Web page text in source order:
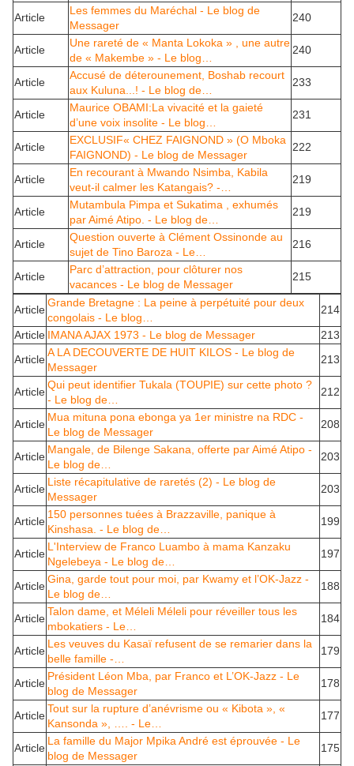
Article
Les femmes du Maréchal - Le blog de
Messager
240
Article
Une rareté de « Manta Lokoka » , une autre
de « Makembe » - Le blog…
240
Article
Accusé de déterounement, Boshab recourt
aux Kuluna...! - Le blog de…
233
Article
Maurice OBAMI:La vivacité et la gaieté
d’une voix insolite - Le blog…
231
Article
EXCLUSIF« CHEZ FAIGNOND » (O Mboka
FAIGNOND) - Le blog de Messager
222
Article
En recourant à Mwando Nsimba, Kabila
veut-il calmer les Katangais? -…
219
Article
Mutambula Pimpa et Sukatima , exhumés
par Aimé Atipo. - Le blog de…
219
Article
Question ouverte à Clément Ossinonde au
sujet de Tino Baroza - Le…
216
Article
Parc d’attraction, pour clôturer nos
vacances - Le blog de Messager
215
Article
Grande Bretagne : La peine à perpétuité pour deux
congolais - Le blog…
214
Article IMANA AJAX 1973 - Le blog de Messager
213
Article
A LA DECOUVERTE DE HUIT KILOS - Le blog de
Messager
213
Article
Qui peut identifier Tukala (TOUPIE) sur cette photo ?
- Le blog de…
212
Article
Mua mituna pona ebonga ya 1er ministre na RDC -
Le blog de Messager
208
Article
Mangale, de Bilenge Sakana, offerte par Aimé Atipo -
Le blog de…
203
Article
Liste récapitulative de raretés (2) - Le blog de
Messager
203
Article
150 personnes tuées à Brazzaville, panique à
Kinshasa. - Le blog de…
199
Article
L'Interview de Franco Luambo à mama Kanzaku
Ngelebeya - Le blog de…
197
Article
Gina, garde tout pour moi, par Kwamy et l’OK-Jazz -
Le blog de…
188
Article
Talon dame, et Méleli Méleli pour réveiller tous les
mbokatiers - Le…
184
Article
Les veuves du Kasaï refusent de se remarier dans la
belle famille -…
179
Article
Président Léon Mba, par Franco et L’OK-Jazz - Le
blog de Messager
178
Article
Tout sur la rupture d’anévrisme ou « Kibota », «
Kansonda », …. - Le…
177
Article
La famille du Major Mpika André est éprouvée - Le
blog de Messager
175